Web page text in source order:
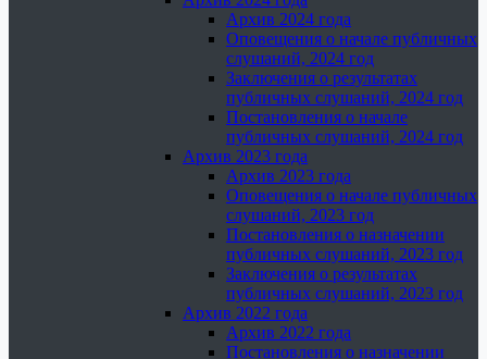
Архив 2024 года
Оповещения о начале публичных
слушаний, 2024 год
Заключения о результатах
публичных слушаний, 2024 год
Постановления о начале
публичных слушаний, 2024 год
Архив 2023 года
Архив 2023 года
Оповещения о начале публичных
слушаний, 2023 год
Постановления о назначении
публичных слушаний, 2023 год
Заключения о результатах
публичных слушаний, 2023 год
Архив 2022 года
Архив 2022 года
Постановления о назначении